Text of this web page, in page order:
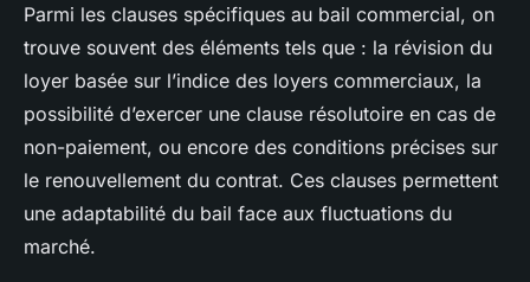
Parmi les clauses spécifiques au bail commercial, on
trouve souvent des éléments tels que : la révision du
loyer basée sur l’indice des loyers commerciaux, la
possibilité d’exercer une clause résolutoire en cas de
non-paiement, ou encore des conditions précises sur
le renouvellement du contrat. Ces clauses permettent
une adaptabilité du bail face aux fluctuations du
marché.